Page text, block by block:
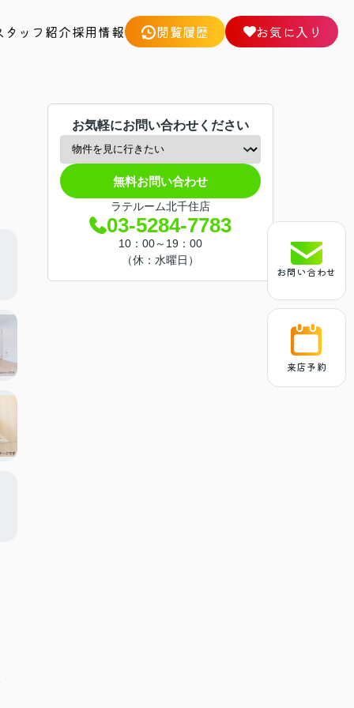
タッフ紹介採用情報 閲覧履歴 お気に入り
お問い合わせ
来店予約
お気軽にお問い合わせください
無料お問い合わせ
ラテルーム北千住店
03-5284-7783
10：00～19：00
（休：水曜日）